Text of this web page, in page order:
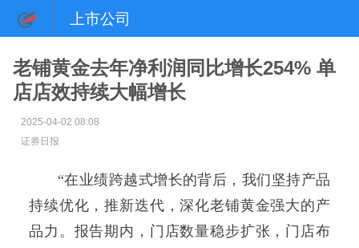
上市公司
老铺黄金去年净利润同比增长254% 单
店店效持续大幅增长
2025-04-02 08:08
证券日报
“在业绩跨越式增长的背后，我们坚持产品
持续优化，推新迭代，深化老铺黄金强大的产
品力。报告期内，门店数量稳步扩张，门店布